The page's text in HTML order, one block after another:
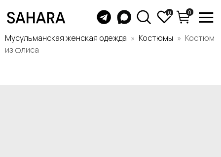
Мусульманская женская одежда Костюмы
Костюм
из флиса